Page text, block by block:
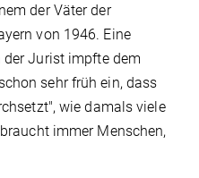
der Väter der
von 1946. Eine
der Jurist impfte dem
sehr früh ein, dass
wie damals viele
immer Menschen,